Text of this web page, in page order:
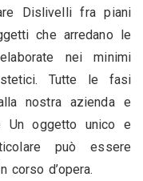
Dislivelli fra piani
che arredano le
nei minimi
Tutte le fasi
nostra azienda e
Un oggetto unico e
può essere
corso d’opera.